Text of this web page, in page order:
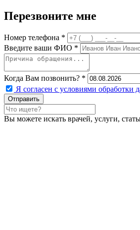
Перезвоните мне
Номер телефона *
Введите ваши ФИО *
Когда Вам позвонить? *
Я согласен с условиями обработки
Вы можете искать врачей, услуги,